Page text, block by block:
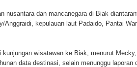
Pencurian Dan Mengamankan Satu
Sidang BP4R di Jayapura
nusantara dan mancanegara di Biak
Anggraidi, kepulauan laut Padaido, Pantai
kunjungan wisatawan ke Biak, menurut
data destinasi, selain menunggu laporan